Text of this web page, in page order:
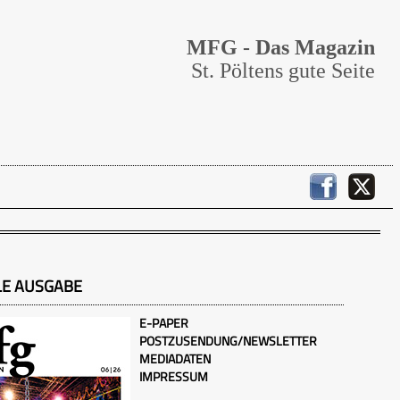
MFG - Das Magazin
St. Pöltens gute Seite
AUSGABE
E-PAPER
POSTZUSENDUNG/NEWSLETTER
MEDIADATEN
IMPRESSUM